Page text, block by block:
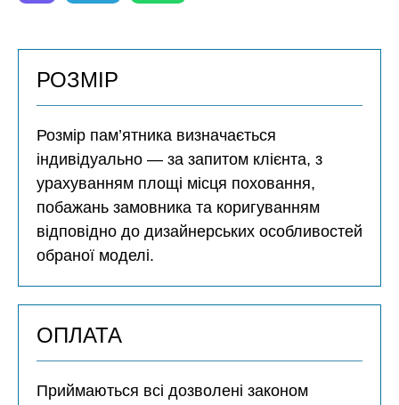
РОЗМІР
Розмір пам’ятника визначається
індивідуально — за запитом клієнта, з
урахуванням площі місця поховання,
побажань замовника та коригуванням
відповідно до дизайнерських особливостей
обраної моделі.
ОПЛАТА
Приймаються всі дозволені законом